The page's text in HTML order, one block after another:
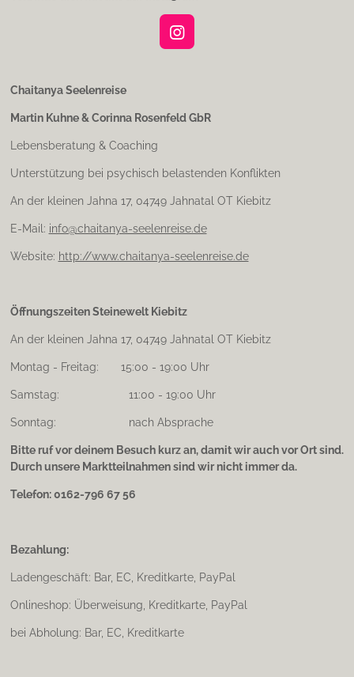
I
g
m
Chaitanya Seelenreise
Martin Kuhne & Corinna Rosenfeld GbR
Lebensberatung & Coaching
Unterstützung bei psychisch belastenden Konflikten
An der kleinen Jahna 17, 04749 Jahnatal OT Kiebitz
E-Mail: info@chaitanya-seelenreise.de
Website: http://www.chaitanya-seelenreise.de
Öffnungszeiten Steinewelt Kiebitz
An der kleinen Jahna 17, 04749 Jahnatal OT Kiebitz
Montag - Freitag: 15:00 - 19:00 Uhr
Samstag: 11:00 - 19:00 Uhr
Sonntag: nach Absprache
Bitte ruf vor deinem Besuch kurz an, damit wir auch vor Ort sind.
Durch unsere Marktteilnahmen sind wir nicht immer da.
Telefon: 0162-796 67 56
Bezahlung:
Ladengeschäft: Bar, EC, Kreditkarte, PayPal
Onlineshop: Überweisung, Kreditkarte, PayPal
bei Abholung: Bar, EC, Kreditkarte